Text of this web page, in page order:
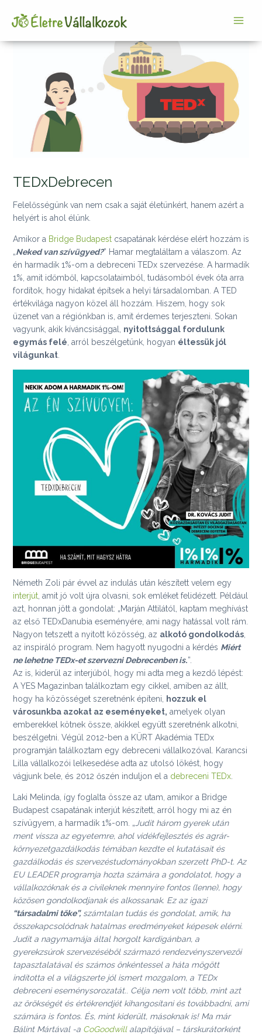
TEDxDebrecen
Felelősségünk van nem csak a saját életünkért, hanem azért a
helyért is ahol élünk.
Amikor a Bridge Budapestcsapatának kérdése elért hozzám is
„Neked van szívügyed?” Hamar megtaláltam a válaszom. Az
én harmadik 1%-om a debreceni TEDx szervezése. A harmadik
1%, amit időmből, kapcsolataimból, tudásomból évek óta arra
fordítok, hogy hidakat építsek a helyi társadalomban. A TED
értékvilága nagyon közel áll hozzám. Hiszem, hogy sok
üzenet van a régiónkban is, amit érdemes terjeszteni. Sokan
vagyunk, akik kíváncsisággal, nyitottsággal fordulunk
egymás felé , arról beszélgetünk, hogyan éltessük jól
világunkat.
Németh Zoli pár évvel az indulás után készített velem egy
interjút, amit jó volt újra olvasni, sok emléket felidézett. Például
azt, honnan jött a gondolat: „Marján Attilától, kaptam meghívást
az első TEDxDanubia eseményére, ami nagy hatással volt rám.
Nagyon tetszett a nyitott közösség, az alkotó gondolkodás,
az inspiráló program. Nem hagyott nyugodni a kérdés Miért
ne lehetne TEDx-et szervezni Debrecenben is.”.
Az is, kiderül az interjúból, hogy mi adta meg a kezdő lépést:
A YES Magazinban találkoztam egy cikkel, amiben az állt,
hogy ha közösséget szeretnénk építeni, hozzuk el
városunkba azokat az eseményeket, amelyek olyan
emberekkel kötnek össze, akikkel együtt szeretnénk alkotni,
beszélgetni. Végül 2012-ben a KÜRT Akadémia TEDx
programján találkoztam egy debreceni vállalkozóval. Karancsi
Lilla vállalkozói lelkesedése adta az utolsó lökést, hogy
vágjunk bele, és 2012 őszén induljon el a debreceni TEDx.
Laki Melinda, így foglalta össze az utam, amikor a Bridge
Budapest csapatának interjút készített, arról hogy mi az én
szívügyem, a harmadik 1%-om. „Judit három gyerek után
ment vissza az egyetemre, ahol vidékfejlesztés és agrár-
környezetgazdálkodás témában kezdte el kutatásait és
gazdálkodás és szervezéstudományokban szerzett PhD-t. Az
EU LEADER programja hozta számára a gondolatot, hogy a
vállalkozóknak és a civileknek mennyire fontos (lenne), hogy
közösen gondolkodjanak és alkossanak. Ez az igazi
“társadalmi tőke”,számtalan tudás és gondolat, amik, ha
összekapcsolódnak hatalmas eredményeket képesek elérni.
Judit a nagymamája által horgolt kardigánban, a
gyerekzsúrok szervezéséből származó rendezvényszervezői
tapasztalatával és számos önkéntessel a háta mögött
indította el a világszerte jól ismert mozgalom, a TEDx
debreceni eseménysorozatát.. Célja nem volt több, mint azt
az örökségét és értékrendjét kihangosítani és továbbadni, ami
számára is fontos. És, mint kiderült, másoknak is! Ma már
Bálint Mártával -a CoGoodwill alapítójával – társkurátorként
navigation